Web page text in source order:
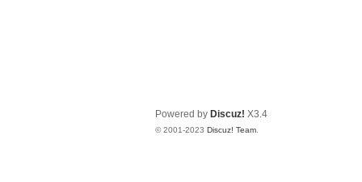
Powered by Discuz! X3.4
© 2001-2023 Discuz! Team